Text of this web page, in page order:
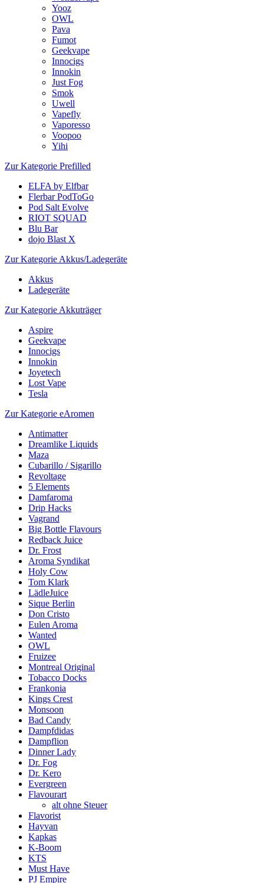
Yooz
OWL
Pava
Fumot
Geekvape
Innocigs
Innokin
Just Fog
Smok
Uwell
Vapefly
Vaporesso
Voopoo
Yihi
Zur Kategorie Prefilled
ELFA by Elfbar
Flerbar PodToGo
Pod Salt Evolve
RIOT SQUAD
Blu Bar
dojo Blast X
Zur Kategorie Akkus/Ladegeräte
Akkus
Ladegeräte
Zur Kategorie Akkuträger
Aspire
Geekvape
Innocigs
Innokin
Joyetech
Lost Vape
Tesla
Zur Kategorie eAromen
Antimatter
Dreamlike Liquids
Maza
Cubarillo / Sigarillo
Revoltage
5 Elements
Damfaroma
Drip Hacks
Vagrand
Big Bottle Flavours
Redback Juice
Dr. Frost
Aroma Syndikat
Holy Cow
Tom Klark
LädleJuice
Sique Berlin
Don Cristo
Eulen Aroma
Wanted
OWL
Fruizee
Montreal Original
Tobacco Docks
Frankonia
Kings Crest
Monsoon
Bad Candy
Dampfdidas
Dampflion
Dinner Lady
Dr. Fog
Dr. Kero
Evergreen
Flavourart
alt ohne Steuer
Flavorist
Hayvan
Kapkas
K-Boom
KTS
Must Have
PJ Empire